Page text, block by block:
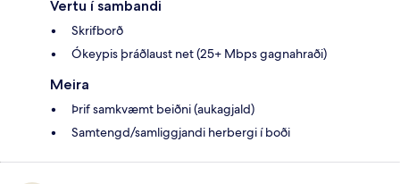
Vertu í sambandi
Skrifborð
Ókeypis þráðlaust net (25+ Mbps gagnahraði)
Meira
Þrif samkvæmt beiðni (aukagjald)
Samtengd/samliggjandi herbergi í boði